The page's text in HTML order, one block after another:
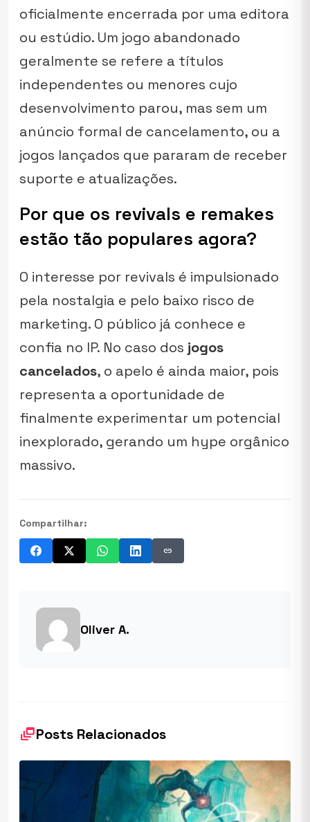
oficialmente encerrada por uma editora
ou estúdio. Um jogo abandonado
geralmente se refere a títulos
independentes ou menores cujo
desenvolvimento parou, mas sem um
anúncio formal de cancelamento, ou a
jogos lançados que pararam de receber
suporte e atualizações.
Por que os revivals e remakes
estão tão populares agora?
O interesse por revivals é impulsionado
pela nostalgia e pelo baixo risco de
marketing. O público já conhece e
confia no IP. No caso dos jogos
cancelados, o apelo é ainda maior, pois
representa a oportunidade de
finalmente experimentar um potencial
inexplorado, gerando um hype orgânico
massivo.
Compartilhar:
link
Oliver A.
dynamic_feedPosts Relacionados